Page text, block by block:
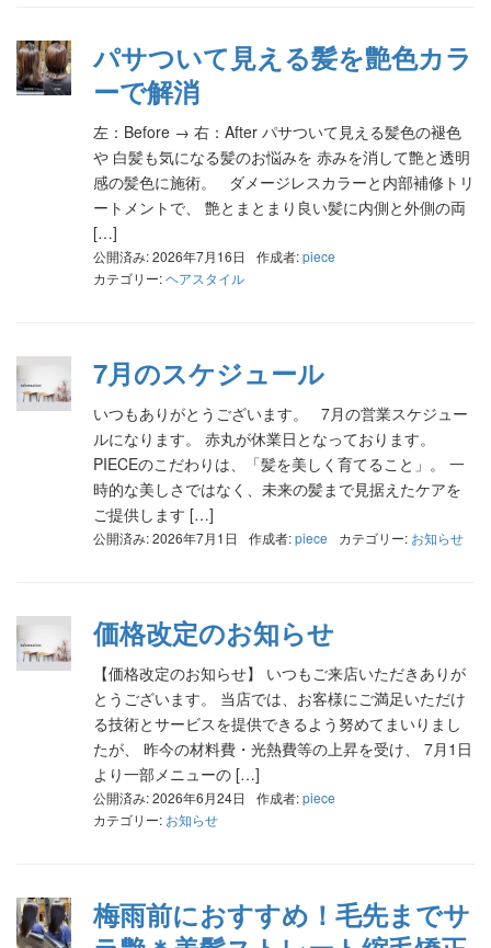
パサついて見える髪を艶色カラ
ーで解消
左：Before → 右：After パサついて見える髪色の褪色
や 白髪も気になる髪のお悩みを 赤みを消して艶と透明
感の髪色に施術。 ダメージレスカラーと内部補修トリ
ートメントで、 艶とまとまり良い髪に内側と外側の両
[…]
公開済み: 2026年7月16日 作成者:piece
カテゴリー:ヘアスタイル
7月のスケジュール
いつもありがとうございます。 7月の営業スケジュー
ルになります。 赤丸が休業日となっております。
PIECEのこだわりは、「髪を美しく育てること」。 一
時的な美しさではなく、未来の髪まで見据えたケアを
ご提供します […]
公開済み: 2026年7月1日 作成者:piece カテゴリー: お知らせ
価格改定のお知らせ
【価格改定のお知らせ】 いつもご来店いただきありが
とうございます。 当店では、お客様にご満足いただけ
る技術とサービスを提供できるよう努めてまいりまし
たが、 昨今の材料費・光熱費等の上昇を受け、 7月1日
より一部メニューの […]
公開済み: 2026年6月24日 作成者:piece
カテゴリー: お知らせ
梅雨前におすすめ！毛先までサ